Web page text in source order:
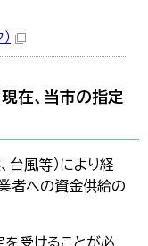
在、当市の指定
台風等）により経
者への資金供給の
受けることが必